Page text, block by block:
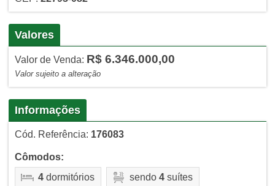
Valores
Valor de Venda: R$ 6.346.000,00
Valor sujeito a alteração
Informações
Cód. Referência: 176083
Cômodos:
4dormitórios sendo 4suítes